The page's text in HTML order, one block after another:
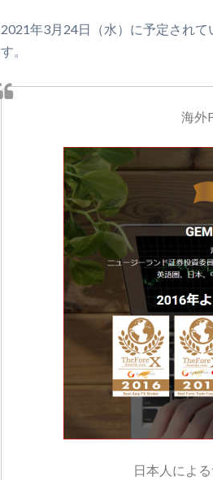
2021年3月24日（水）に予定され
す。
海外
日本人によ